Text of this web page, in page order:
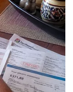
thời sự
đêm khuya
yêu